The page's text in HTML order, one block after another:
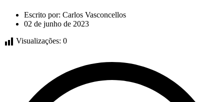
Escrito por: Carlos Vasconcellos
02 de junho de 2023
Visualizações: 0